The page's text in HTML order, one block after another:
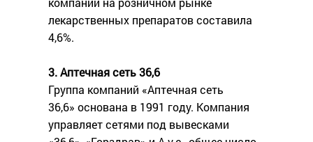
лекарственных препаратов составила
4,6%.
3. Аптечная сеть 36,6
Группа компаний «Аптечная сеть
36,6» основана в 1991 году. Компания
управляет сетями под вывесками